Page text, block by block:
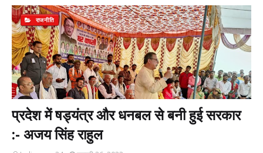
राजनीति
प्रदेश में षड्यंत्र और धनबल से बनी हुई सरकार
:- अजय सिंह राहुल